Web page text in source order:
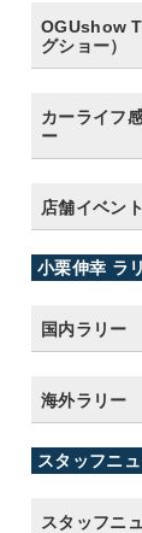
OGUshow
グショー）
カーライフ
ー
店舗イベント
小栗伸幸 ラ
国内ラリー
海外ラリー
スタッフニ
スタッフニ